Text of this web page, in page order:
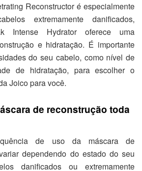
Reconstructor é especialmente
extremamente danificados,
Intense Hydrator oferece uma
e hidratação. É importante
do seu cabelo, como nível de
de hidratação, para escolher o
Joico para você.
de reconstrução toda
de uso da máscara de
dependendo do estado do seu
danificados ou extremamente